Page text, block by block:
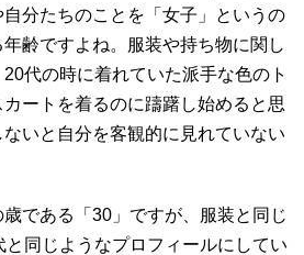
分たちのことを「女子」というの
齢ですよね。服装や持ち物に関し
20代の時に着れていた派手な色のト
ートを着るのに躊躇し始めると思
いと自分を客観的に見れていない
である「 30 」ですが、服装と同じ
と同じようなプロフィールにしてい